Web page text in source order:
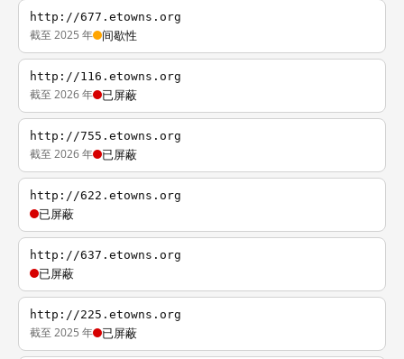
http://677.etowns.org
截至 2025 年 间歇性
http://116.etowns.org
截至 2026 年 已屏蔽
http://755.etowns.org
截至 2026 年 已屏蔽
http://622.etowns.org
已屏蔽
http://637.etowns.org
已屏蔽
http://225.etowns.org
截至 2025 年 已屏蔽